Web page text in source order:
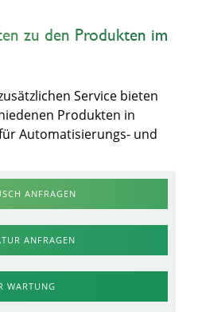
zu den Produkten im
Service bieten
Produkten in
Automatisierungs- und
ANFRAGEN
ANFRAGEN
WARTUNG